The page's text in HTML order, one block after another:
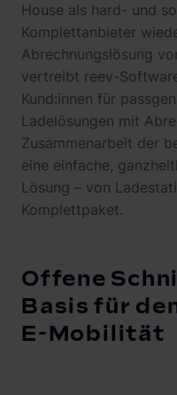
House als hard- und
Komplettanbieter
Abrechnungslösung
vertreibt reev-
Kund:innen für
Ladelösungen mit
Zusammenarbeit der
eine einfache,
Lösung – von
Komplettpaket.
Offene
Basis für
E-Mobilität